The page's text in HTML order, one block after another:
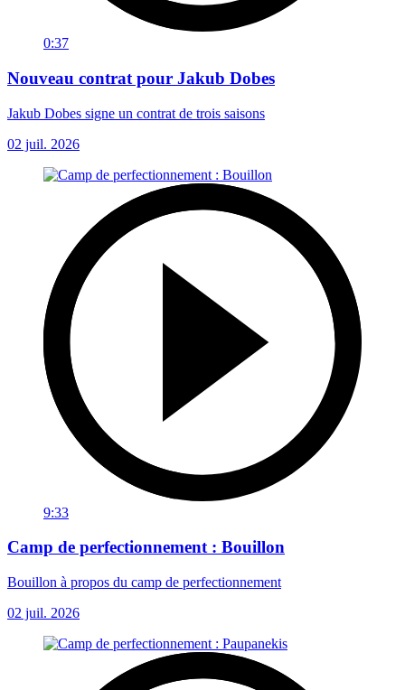
0:37
Nouveau contrat pour Jakub Dobes
Jakub Dobes signe un contrat de trois saisons
02 juil. 2026
9:33
Camp de perfectionnement : Bouillon
Bouillon à propos du camp de perfectionnement
02 juil. 2026